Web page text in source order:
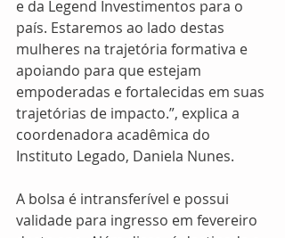
e da Legend Investimentos para o
país. Estaremos ao lado destas
mulheres na trajetória formativa e
apoiando para que estejam
empoderadas e fortalecidas em suas
trajetórias de impacto.”, explica a
coordenadora acadêmica do
Instituto Legado, Daniela Nunes.
A bolsa é intransferível e possui
validade para ingresso em fevereiro